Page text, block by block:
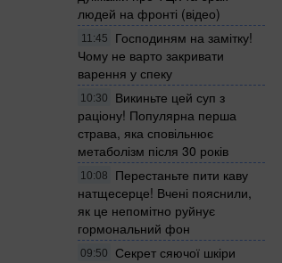
людей на фронті (відео)
11:45
Господиням на замітку!
Чому не варто закривати
варення у спеку
10:30
Викиньте цей суп з
раціону! Популярна перша
страва, яка сповільнює
метаболізм після 30 років
10:08
Перестаньте пити каву
натщесерце! Вчені пояснили,
як це непомітно руйнує
гормональний фон
09:50
Секрет сяючої шкіри